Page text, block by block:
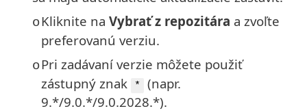
oKliknite na Vybrať z repozitára a zvoľte
preferovanú verziu.
oPri zadávaní verzie môžete použiť
zástupný znak
*
(napr.
9.*/9.0.*/9.0.2028.*).